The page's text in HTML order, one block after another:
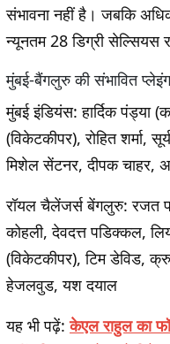
संभावना नहीं है। जबकि
न्यूनतम 28 डिग्री सेल्सियस
मुंबई-बैंगलुरु की संभावित
मुंबई इंडियंस: हार्दिक पंड्या
(विकेटकीपर), रोहित शर्मा,
मिशेल सेंटनर, दीपक चाहर,
रॉयल चैलेंजर्स बेंगलुरु:रजत
कोहली, देवदत्त पडिक्कल,
(विकेटकीपर), टिम डेविड,
हेजलवुड, यश दयाल
यह भी पढ़ें:केएल राहुल का